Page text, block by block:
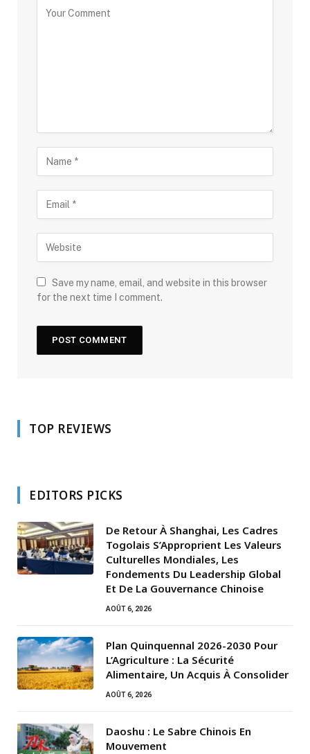
Save my name, email, and website in this browser
for the next time I comment.
TOP REVIEWS
EDITORS PICKS
De Retour À Shanghai, Les Cadres
Togolais S’Approprient Les Valeurs
Culturelles Mondiales, Les
Fondements Du Leadership Global
Et De La Gouvernance Chinoise
AOÛT 6, 2026
Plan Quinquennal 2026-2030 Pour
L’Agriculture : La Sécurité
Alimentaire, Un Acquis À Consolider
AOÛT 6, 2026
Daoshu : Le Sabre Chinois En
Mouvement